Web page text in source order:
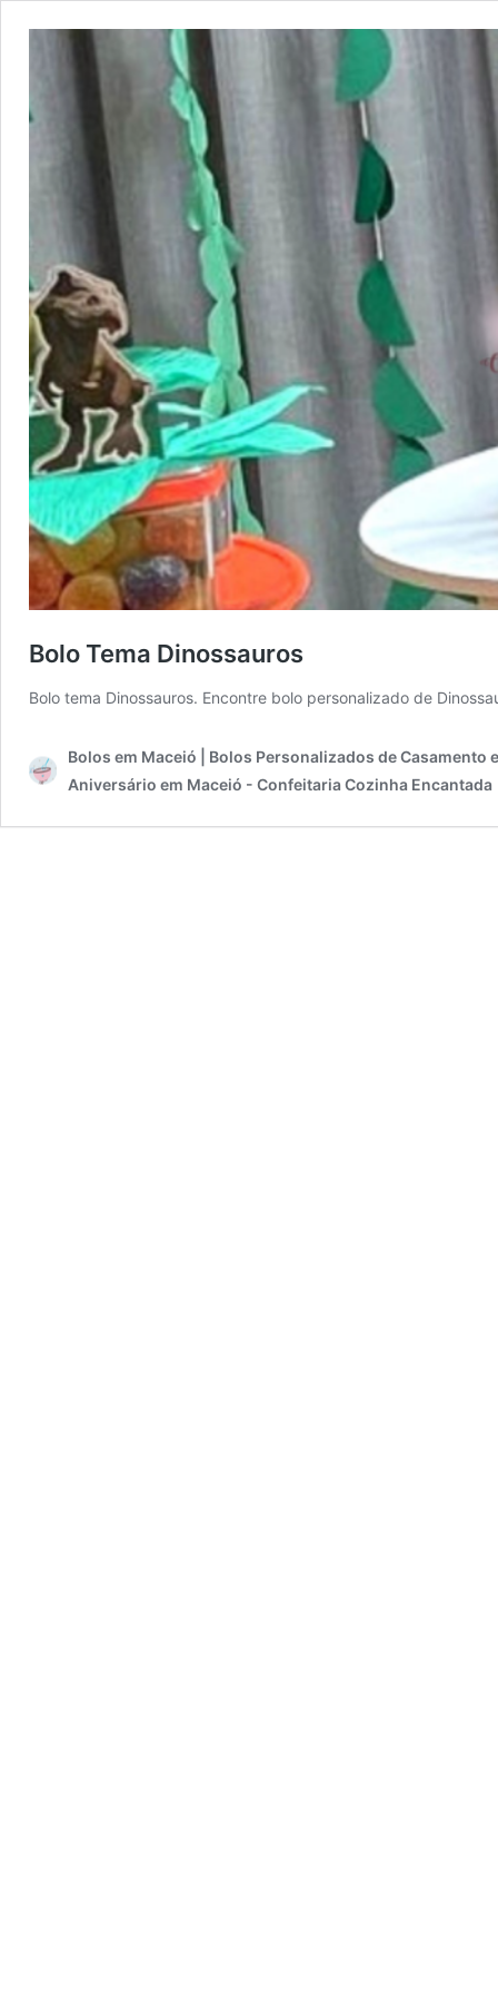
Bolo Tema Dinossauros
Bolo tema Dinossauros. Encontre bolo personalizado de
Bolos em Maceió | Bolos Personalizados de
Aniversário em Maceió - Confeitaria Cozinha Encantada